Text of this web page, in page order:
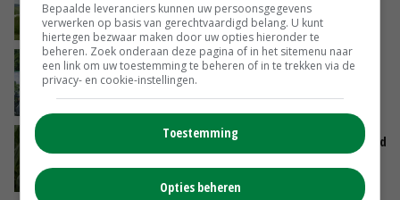
08-08-2026
Oekraïne-vlogger Kees Huizinga: ‘Bezoek van
de ambassade mag zelf groente plukken’
07-08-2026
Limburgse mais van Frijns doet het verrassend
goed
Bepaalde leveranciers kunnen uw persoonsgegevens
verwerken op basis van gerechtvaardigd belang. U kunt
hiertegen bezwaar maken door uw opties hieronder te
beheren. Zoek onderaan deze pagina of in het sitemenu naar
een link om uw toestemming te beheren of in te trekken via de
privacy- en cookie-instellingen.
Toestemming
Opties beheren